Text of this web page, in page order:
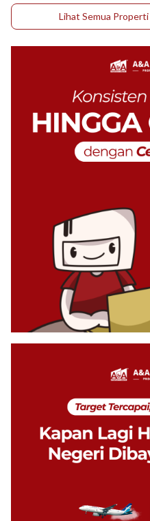
Lihat Semua Properti